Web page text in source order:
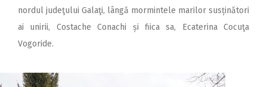
nordul judeţului Galaţi, lângă mormintele marilor susținători
ai unirii, Costache Conachi și fiica sa, Ecaterina Cocuţa
Vogoride.